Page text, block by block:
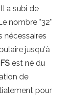
a subi de
nombre "32"
nécessaires
jusqu'à
est né du
de
pour